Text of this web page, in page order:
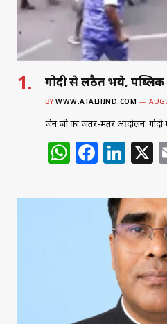
गोदी से लठैत भये, पब्लिक
BY WWW.ATALHIND.COM
जेन जी का जंतर-मंतर आंदोलन:
W
at
F
c
e
b
o
k
Li
k
e
dI
n
X